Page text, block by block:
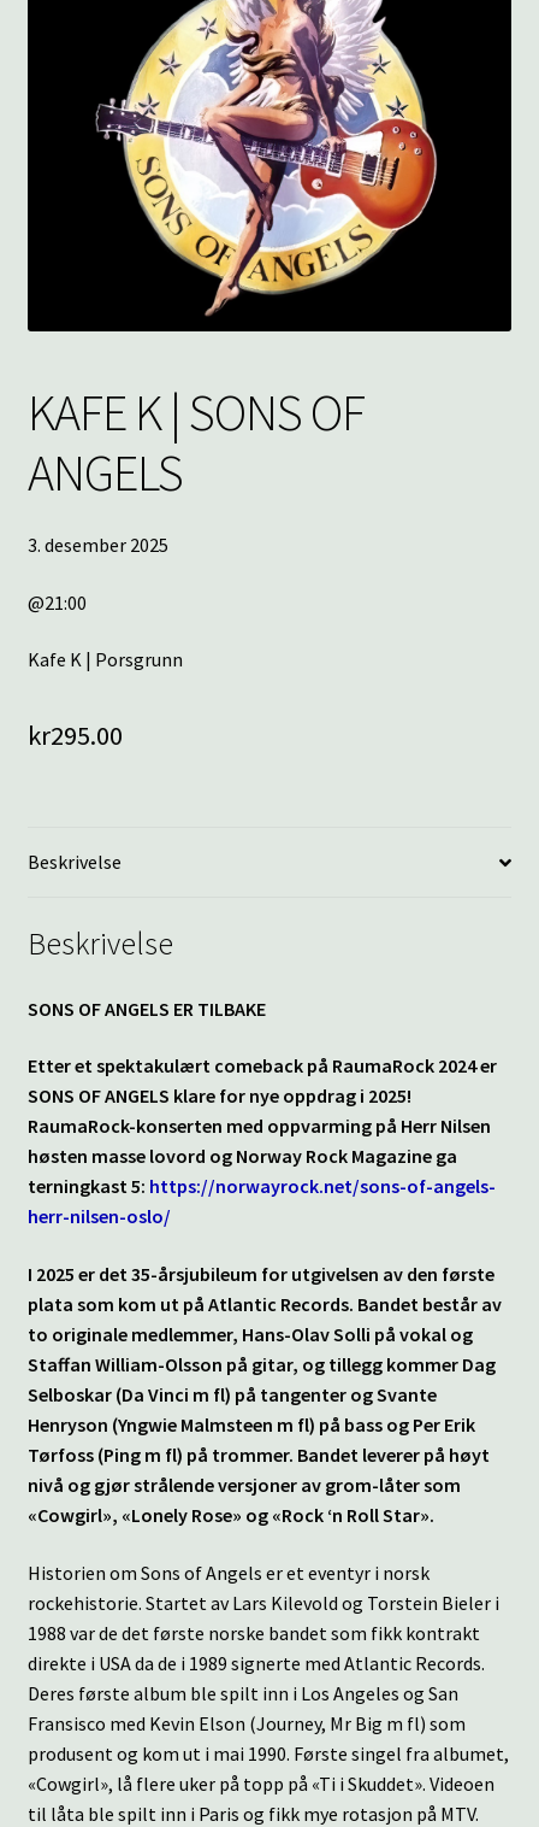
SPØRSMÅL OG SVAR
HANDLEKURV
KAFE K | SONS OF
ANGELS
3. desember 2025
@21:00
Kafe K | Porsgrunn
kr295.00
Beskrivelse
Beskrivelse
SONS OF ANGELS ER TILBAKE
Etter et spektakulært comeback på RaumaRock 2024 er
SONS OF ANGELS klare for nye oppdrag i 2025!
RaumaRock-konserten med oppvarming på Herr Nilsen
høsten masse lovord og Norway Rock Magazine ga
terningkast 5: https://norwayrock.net/sons-of-angels-
herr-nilsen-oslo/
I 2025 er det 35-årsjubileum for utgivelsen av den første
plata som kom ut på Atlantic Records. Bandet består av
to originale medlemmer, Hans-Olav Solli på vokal og
Staffan William-Olsson på gitar, og tillegg kommer Dag
Selboskar (Da Vinci m fl) på tangenter og Svante
Henryson (Yngwie Malmsteen m fl) på bass og Per Erik
Tørfoss (Ping m fl) på trommer. Bandet leverer på høyt
nivå og gjør strålende versjoner av grom-låter som
«Cowgirl», «Lonely Rose» og «Rock ‘n Roll Star».
Historien om Sons of Angels er et eventyr i norsk
rockehistorie. Startet av Lars Kilevold og Torstein Bieler i
1988 var de det første norske bandet som fikk kontrakt
direkte i USA da de i 1989 signerte med Atlantic Records.
Deres første album ble spilt inn i Los Angeles og San
Fransisco med Kevin Elson (Journey, Mr Big m fl) som
produsent og kom ut i mai 1990. Første singel fra albumet,
«Cowgirl», lå flere uker på topp på «Ti i Skuddet». Videoen
til låta ble spilt inn i Paris og fikk mye rotasjon på MTV.